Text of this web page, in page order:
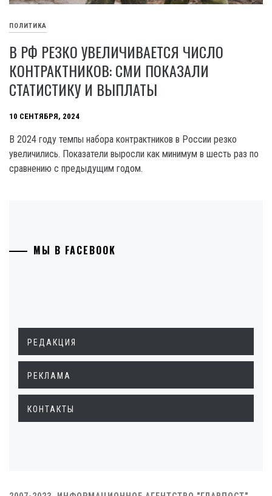
ПОЛИТИКА
В РФ РЕЗКО УВЕЛИЧИВАЕТСЯ ЧИСЛО
КОНТРАКТНИКОВ: СМИ ПОКАЗАЛИ
СТАТИСТИКУ И ВЫПЛАТЫ
10 СЕНТЯБРЯ, 2024
В 2024 году темпы набора контрактников в России резко
увеличились. Показатели выросли как минимум в шесть раз по
сравнению с предыдущим годом.
МЫ В FACEBOOK
РЕДАКЦИЯ
РЕКЛАМА
КОНТАКТЫ